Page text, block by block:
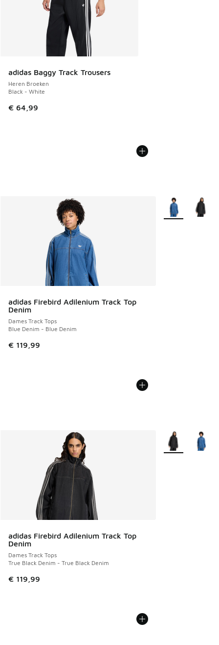
adidas Baggy Track Trousers
Heren Broeken
Black - White
€ 64,99
adidas Firebird Adilenium Track Top
Denim
Dames Track Tops
Blue Denim - Blue Denim
€ 119,99
Meer kleuren
adidas Firebird Adilenium Track Top
Denim
Dames Track Tops
True Black Denim - True Black Denim
€ 119,99
Meer kleuren